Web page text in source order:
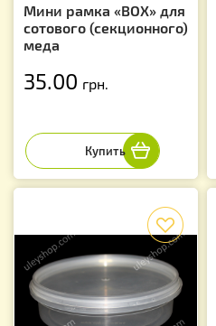
Мини рамка «BOX» для
сотового (секционного)
меда
35.00 грн.